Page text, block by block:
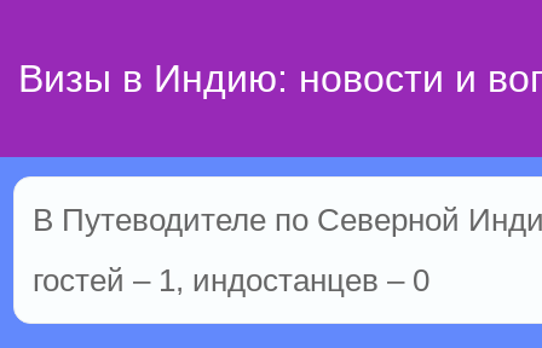
Визы в Индию: новости и
В Путеводителе по Северной
гостей – 1, индостанцев – 0